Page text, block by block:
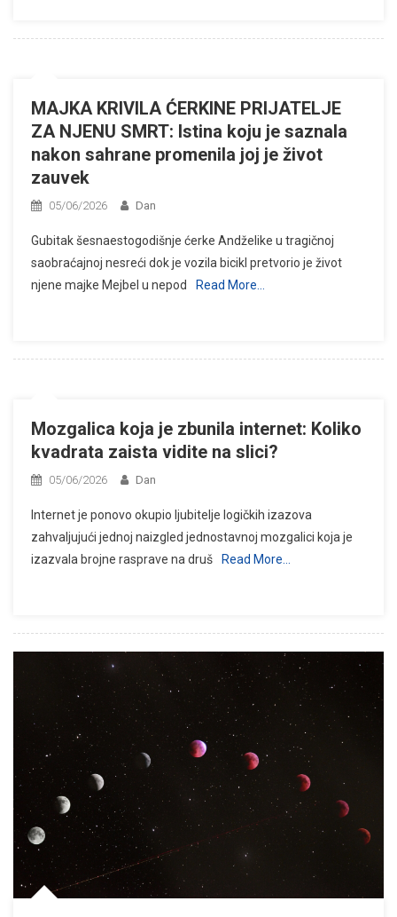
MAJKA KRIVILA ĆERKINE PRIJATELJE
ZA NJENU SMRT: Istina koju je saznala
nakon sahrane promenila joj je život
zauvek
05/06/2026 Dan
Gubitak šesnaestogodišnje ćerke Andželike u tragičnoj
saobraćajnoj nesreći dok je vozila bicikl pretvorio je život
njene majke Mejbel u nepod
Read More…
Mozgalica koja je zbunila internet: Koliko
kvadrata zaista vidite na slici?
05/06/2026 Dan
Internet je ponovo okupio ljubitelje logičkih izazova
zahvaljujući jednoj naizgled jednostavnoj mozgalici koja je
izazvala brojne rasprave na druš
Read More…